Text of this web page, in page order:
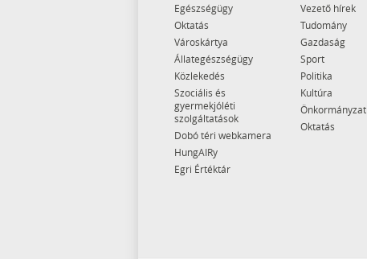
Egészségügy
Oktatás
Városkártya
Állategészségügy
Közlekedés
Szociális és
gyermekjóléti
szolgáltatások
Dobó téri webkamera
HungAIRy
Egri Értéktár
Vezető hírek
Tudomány
Gazdaság
Sport
Politika
Kultúra
Önkormányzat
Oktatás